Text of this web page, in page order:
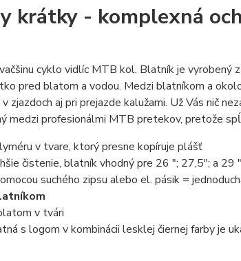
krátky - komplexná
cyklo vidlíc MTB kol. Blatník je
pred blatom a vodou. Medzi blatníkom a
zjazdoch aj pri prejazde kalužami. Už Vás nič
medzi profesionálmi MTB pretekov, pretože
v tvare, ktorý presne kopíruje plášť
čistenie, blatník vhodný pre 26 "; 27,5"; a 29 "
suchého zipsu alebo el. pásik =
v tvári
s logom v kombinácii lesklej čiernej farby je